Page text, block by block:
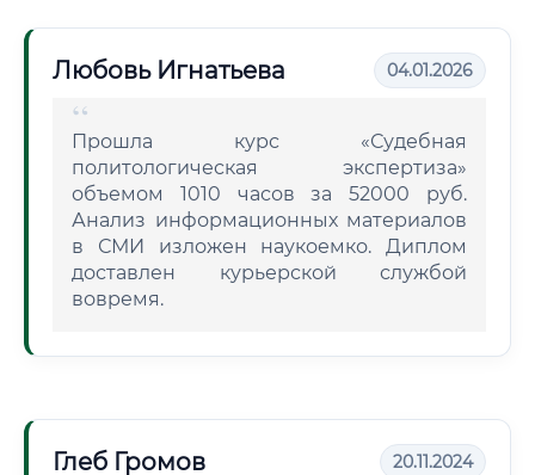
Любовь Игнатьева 04.01.2026
Прошла курс «Судебная
политологическая экспертиза»
объемом 1010 часов за 52000 руб.
Анализ информационных материалов
в СМИ изложен наукоемко. Диплом
доставлен курьерской службой
вовремя.
Глеб Громов 20.11.2024